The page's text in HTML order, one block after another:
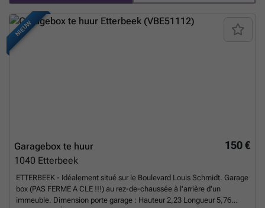
NIEUW
150 €
Garagebox te huur
1040 Etterbeek
ETTERBEEK - Idéalement situé sur le Boulevard Louis Schmidt. Garage
box (PAS FERME A CLE !!!) au rez-de-chaussée à l'arrière d'un
immeuble. Dimension porte garage : Hauteur 2,23 Longueur 5,76